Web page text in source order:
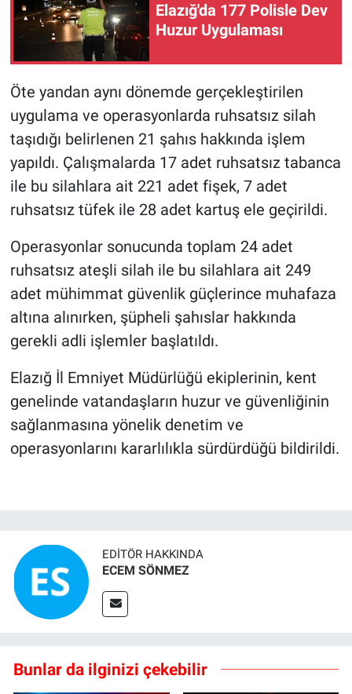
Elazığ'da 177 Polisle Dev
Huzur Uygulaması
Öte yandan aynı dönemde gerçekleştirilen
uygulama ve operasyonlarda ruhsatsız silah
taşıdığı belirlenen 21 şahıs hakkında işlem
yapıldı. Çalışmalarda 17 adet ruhsatsız tabanca
ile bu silahlara ait 221 adet fişek, 7 adet
ruhsatsız tüfek ile 28 adet kartuş ele geçirildi.
Operasyonlar sonucunda toplam 24 adet
ruhsatsız ateşli silah ile bu silahlara ait 249
adet mühimmat güvenlik güçlerince muhafaza
altına alınırken, şüpheli şahıslar hakkında
gerekli adli işlemler başlatıldı.
Elazığ İl Emniyet Müdürlüğü ekiplerinin, kent
genelinde vatandaşların huzur ve güvenliğinin
sağlanmasına yönelik denetim ve
operasyonlarını kararlılıkla sürdürdüğü bildirildi.
EDITÖR HAKKINDA
ECEM SÖNMEZ
Bunlar da ilginizi çekebilir